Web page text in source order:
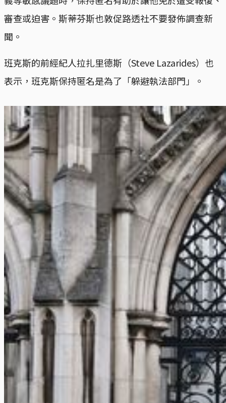
審查或迫害。斯蒂芬斯也敦促路透社不要發佈調查新
聞。
班克斯的前經紀人拉扎里德斯（Steve Lazarides）也
表示，班克斯保持匿名是為了「躲避執法部門」。